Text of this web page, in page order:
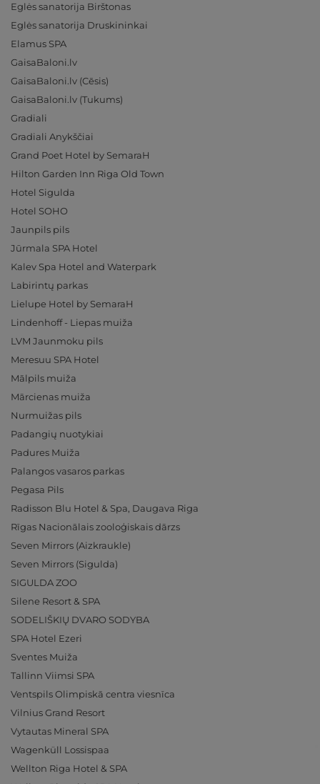
Eglės sanatorija Birštonas
Eglės sanatorija Druskininkai
Elamus SPA
GaisaBaloni.lv
GaisaBaloni.lv (Cēsis)
GaisaBaloni.lv (Tukums)
Gradiali
Gradiali Anykščiai
Grand Poet Hotel by SemaraH
Hilton Garden Inn Riga Old Town
Hotel Sigulda
Hotel SOHO
Jaunpils pils
Jūrmala SPA Hotel
Kalev Spa Hotel and Waterpark
Labirintų parkas
Lielupe Hotel by SemaraH
Lindenhoff - Liepas muiža
LVM Jaunmoku pils
Meresuu SPA Hotel
Mālpils muiža
Mārcienas muiža
Nurmuižas pils
Padangių nuotykiai
Padures Muiža
Palangos vasaros parkas
Pegasa Pils
Radisson Blu Hotel & Spa, Daugava Riga
Rīgas Nacionālais zooloģiskais dārzs
Seven Mirrors (Aizkraukle)
Seven Mirrors (Sigulda)
SIGULDA ZOO
Silene Resort & SPA
SODELIŠKIŲ DVARO SODYBA
SPA Hotel Ezeri
Sventes Muiža
Tallinn Viimsi SPA
Ventspils Olimpiskā centra viesnīca
Vilnius Grand Resort
Vytautas Mineral SPA
Wagenküll Lossispaa
Wellton Riga Hotel & SPA